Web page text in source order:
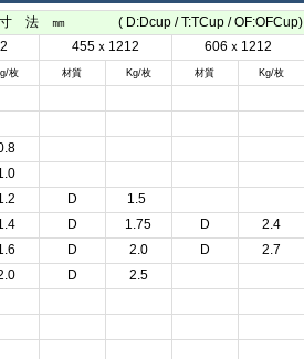
㎜ ( D:Dcup / T:TCup / OF:OFCup)
455ｘ1212 606ｘ1212
枚 材質 Kg/枚 材質 Kg/枚
D
1.5
D 1.75 D
2.4
D 2.0 D
2.7
D
2.5